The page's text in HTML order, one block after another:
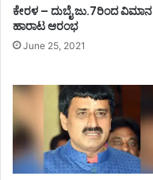
ಕೇರಳ – ದುಬೈ ಜು.7ರಿಂದ ವಿಮಾನ
ಹಾರಾಟ ಆರಂಭ
June 25, 2021